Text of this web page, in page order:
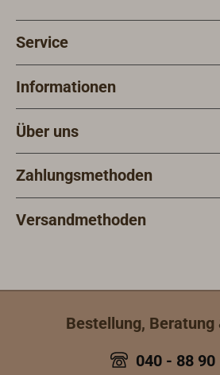
Service
Informationen
Über uns
Zahlungsmethoden
Versandmethoden
Bestellung, Beratung
040 - 88 90